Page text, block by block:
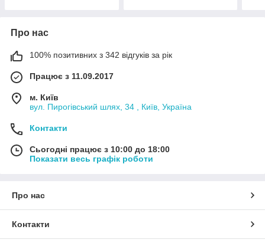
Про нас
100% позитивних з 342 відгуків за рік
Працює з 11.09.2017
м. Київ
вул. Пирогівський шлях, 34 , Київ, Україна
Контакти
Сьогодні працює з 10:00 до 18:00
Показати весь графік роботи
Про нас
Контакти